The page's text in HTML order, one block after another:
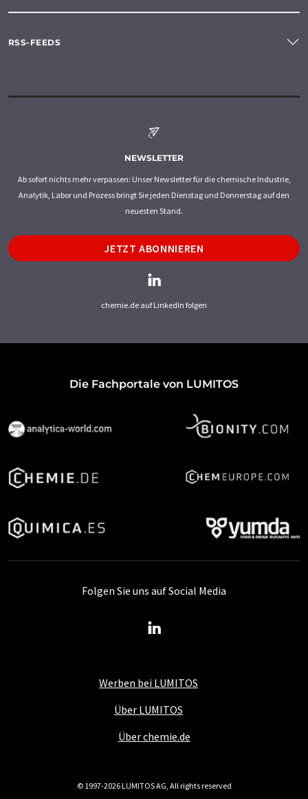
RSS-FEEDS
NEWSLETTER
Ab sofort nichts mehr verpassen: Unser Newsletter für die chemische Industrie,
Analytik, Labor und Prozess bringt Sie jeden Dienstag und Donnerstag auf den
neuesten Stand.
JETZT ABONNIEREN
chemie.de auf LinkedIn folgen
Die Fachportale von LUMITOS
Werben bei LUMITOS
Über LUMITOS
Über chemie.de
Folgen Sie uns auf Social Media
© 1997-2026 LUMITOS AG, All rights reserved